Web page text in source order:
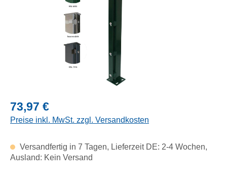
Regulärer Preis:
73,97 €
Preise inkl. MwSt. zzgl. Versandkosten
Versandfertig in 7 Tagen, Lieferzeit DE: 2-4 Wochen,
Ausland: Kein Versand